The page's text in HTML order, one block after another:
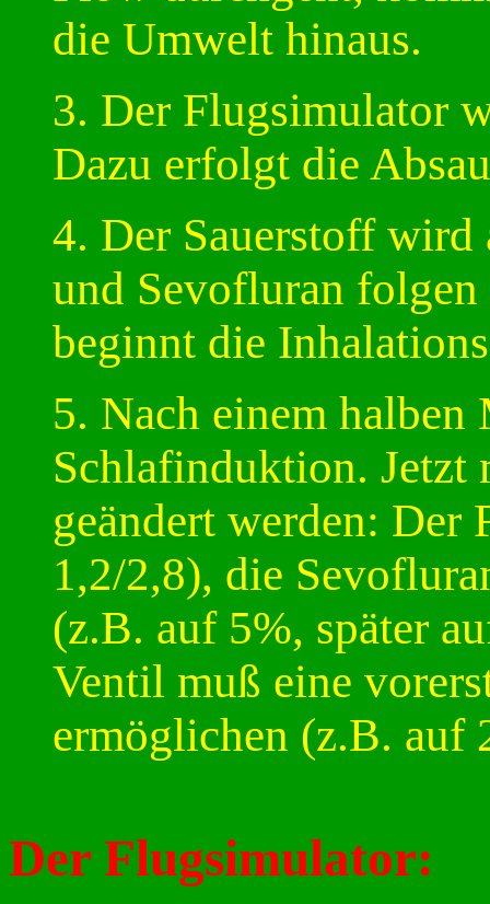
die Umwelt hinaus.
3. Der Flugsimulator
Dazu erfolgt die
4. Der Sauerstoff
und Sevofluran
beginnt die
5. Nach einem
Schlafinduktion. Jetzt
geändert werden:
1,2/2,8), die
(z.B. auf 5%, später
Ventil muß eine
ermöglichen (z.B. auf
Der Flugsimulator: